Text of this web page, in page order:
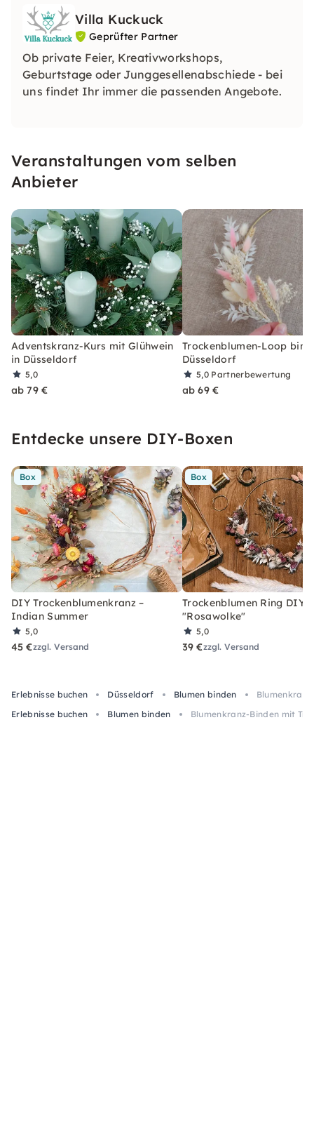
Villa Kuckuck
Geprüfter Partner
Ob private Feier, Kreativworkshops,
Geburtstage oder Junggesellenabschiede - bei
uns findet Ihr immer die passenden Angebote.
Veranstaltungen vom selben
Anbieter
Adventskranz-Kurs mit Glühwein
in Düsseldorf
5,0
ab 79 €
Trockenblumen-Loop
Düsseldorf
5,0 Partnerbewertung
ab 69 €
Entdecke unsere DIY-Boxen
Box
DIY Trockenblumenkranz –
Indian Summer
5,0
45 €zzgl. Versand
Box
Trockenblumen Ring DIY-
"Rosawolke"
5,0
39 €zzgl. Versand
Erlebnisse buchen Düsseldorf Blumen binden
Erlebnisse buchen
Blumen binden Blumenkranz-Binden mit